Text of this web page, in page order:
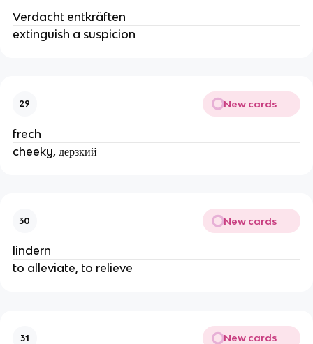
Verdacht entkräften
extinguish a suspicion
29 New cards
frech
cheeky, дерзкий
30 New cards
lindern
to alleviate, to relieve
31 New cards